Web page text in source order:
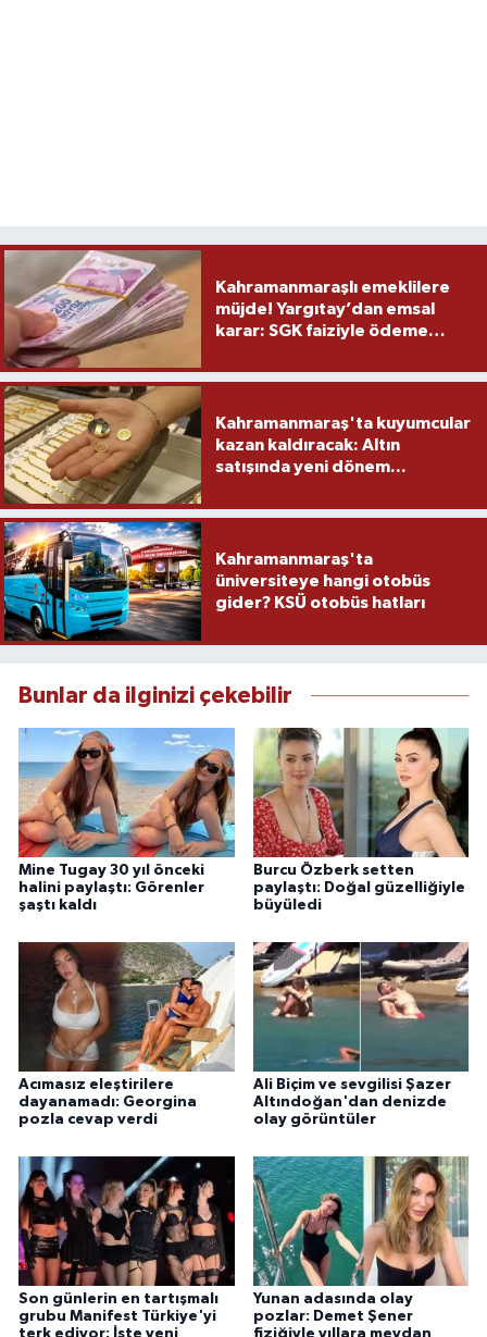
Kahramanmaraşlı emeklilere
müjde! Yargıtay’dan emsal
karar: SGK faiziyle ödeme
Kahramanmaraş'ta kuyumcular
kazan kaldıracak: Altın
satışında yeni dönem...
Kahramanmaraş'ta
üniversiteye hangi otobüs
gider? KSÜ otobüs hatları
Bunlar da ilginizi çekebilir
Mine Tugay 30 yıl önceki
halini paylaştı: Görenler
şaştı kaldı
Burcu Özberk setten
paylaştı: Doğal güzelliğiyle
büyüledi
Acımasız eleştirilere
dayanamadı: Georgina
pozla cevap verdi
Ali Biçim ve sevgilisi Şazer
Altındoğan'dan denizde
olay görüntüler
Son günlerin en tartışmalı
grubu Manifest Türkiye'yi
terk ediyor: İşte yeni
Yunan adasında olay
pozlar: Demet Şener
fiziğiyle yıllara meydan